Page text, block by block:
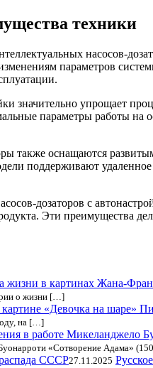
техники
насосов-
параметров
значительно упрощает
параметры работы
также оснащаются
поддерживают
дозаторов с
Эти преимущества
о жизни […]
на […]
«Сотворение Адама»
27.11.2025